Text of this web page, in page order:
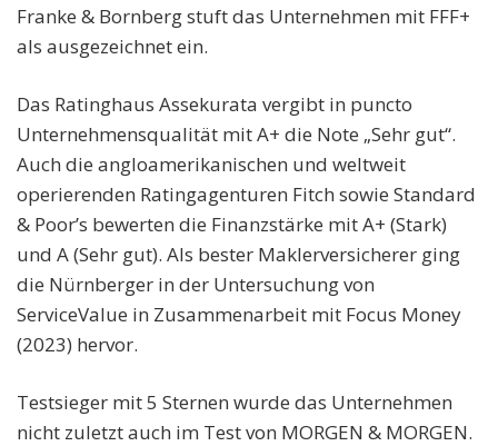
Franke & Bornberg stuft das Unternehmen mit FFF+
als ausgezeichnet ein.
Das Ratinghaus Assekurata vergibt in puncto
Unternehmensqualität mit A+ die Note „Sehr gut“.
Auch die angloamerikanischen und weltweit
operierenden Ratingagenturen Fitch sowie Standard
& Poor’s bewerten die Finanzstärke mit A+ (Stark)
und A (Sehr gut). Als bester Maklerversicherer ging
die Nürnberger in der Untersuchung von
ServiceValue in Zusammenarbeit mit Focus Money
(2023) hervor.
Testsieger mit 5 Sternen wurde das Unternehmen
nicht zuletzt auch im Test von MORGEN & MORGEN.